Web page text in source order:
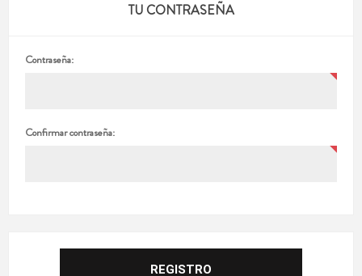
TU CONTRASEÑA
Contraseña:
Confirmar contraseña: